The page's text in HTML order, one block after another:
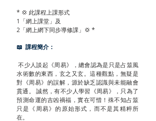
* 💢 此課程上課形式
1「網上課堂」及
2「網上網下同步導修課」💢 *
📖 課程簡介：
不少人談起《周易》，總會認為是只是占筮風
水術數的東西，玄之又玄。這種觀點，無疑是
對《周易》的誤解，源於缺乏認識與未能融會
貫通。 誠然，有不少人學習《周易》，只為了
預測命運的吉凶禍福，實在可惜！殊不知占筮
只是《周易》的原始形式，而不是其精粹所
在。